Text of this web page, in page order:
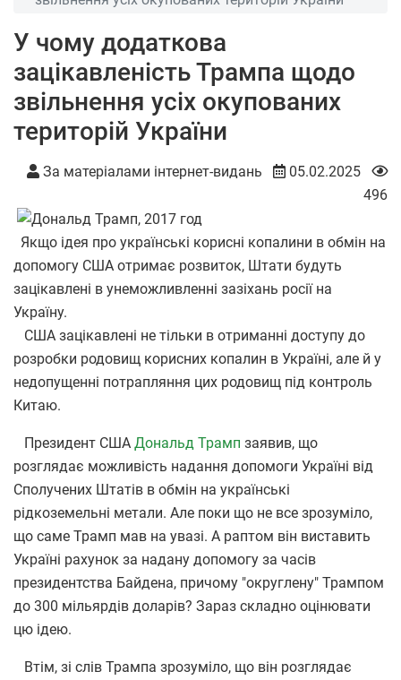
У чому додаткова
зацікавленість Трампа щодо
звільнення усіх окупованих
територій України
За матеріалами інтернет-видань
05.02.2025
496
Якщо ідея про українські корисні копалини в обмін на
допомогу США отримає розвиток, Штати будуть
зацікавлені в унеможливленні зазіхань росії на
Україну.
США зацікавлені не тільки в отриманні доступу до
розробки родовищ корисних копалин в Україні, але й у
недопущенні потрапляння цих родовищ під контроль
Китаю.
Президент США Дональд Трамп заявив, що
розглядає можливість надання допомоги Україні від
Сполучених Штатів в обмін на українські
рідкоземельні метали. Але поки що не все зрозуміло,
що саме Трамп мав на увазі. А раптом він виставить
Україні рахунок за надану допомогу за часів
президентства Байдена, причому "округлену" Трампом
до 300 мільярдів доларів? Зараз складно оцінювати
цю ідею.
Втім, зі слів Трампа зрозуміло, що він розглядає